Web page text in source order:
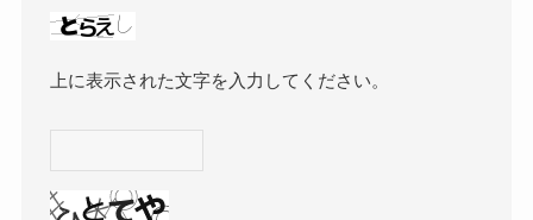
上に表示された文字を入力してください。